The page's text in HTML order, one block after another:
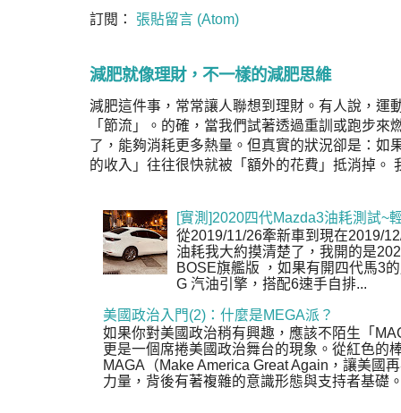
訂閱： 張貼留言 (Atom)
減肥就像理財，不一樣的減肥思維
減肥這件事，常常讓人聯想到理財。有人說，運
「節流」。的確，當我們試著透過重訓或跑步來
了，能夠消耗更多熱量。但真實的狀況卻是：如
的收入」往往很快就被「額外的花費」抵消掉。
[實測]2020四代Mazda3油耗測試~
從2019/11/26牽新車到現在2019/
油耗我大約摸清楚了，我開的是
BOSE旗艦版 ，如果有開四代馬3
G 汽油引擎，搭配6速手自排...
美國政治入門(2)：什麼是MEGA派？
如果你對美國政治稍有興趣，應該不陌生「
更是一個席捲美國政治舞台的現象。從紅色的
MAGA（Make America Great Again，讓美國
力量，背後有著複雜的意識形態與支持者基礎